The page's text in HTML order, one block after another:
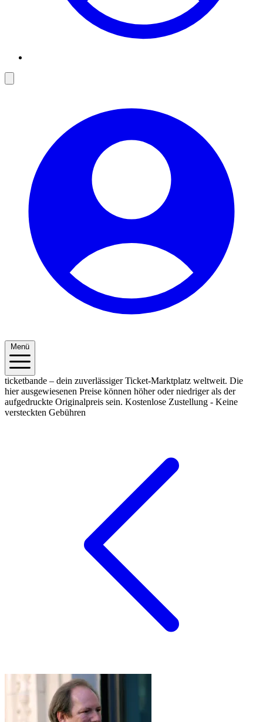
Menü
ticketbande – dein zuverlässiger Ticket-Marktplatz weltweit. Die
hier ausgewiesenen Preise können höher oder niedriger als der
aufgedruckte Originalpreis sein. Kostenlose Zustellung - Keine
versteckten Gebühren